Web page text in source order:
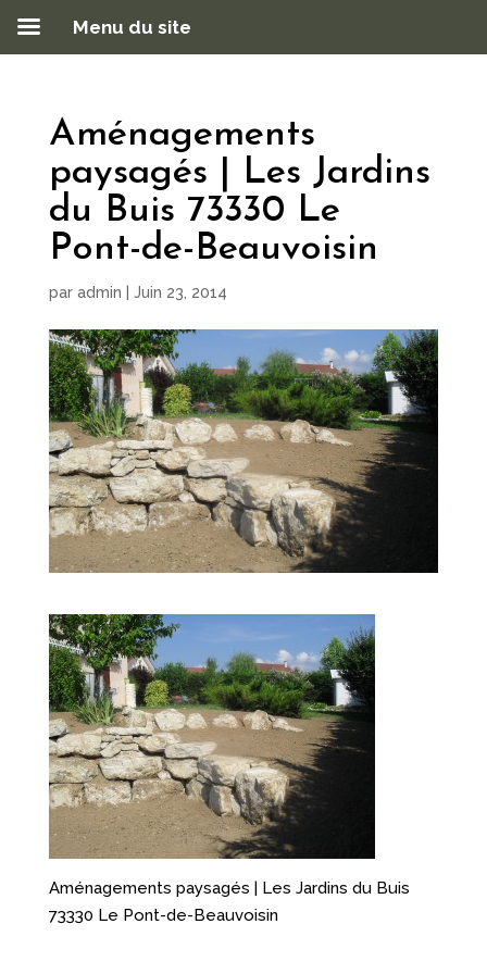
Aménagements
paysagés | Les Jardins
du Buis 73330 Le
Pont-de-Beauvoisin
par admin Juin 23, 2014
Aménagements paysagés | Les Jardins du Buis
73330 Le Pont-de-Beauvoisin
Menu du site